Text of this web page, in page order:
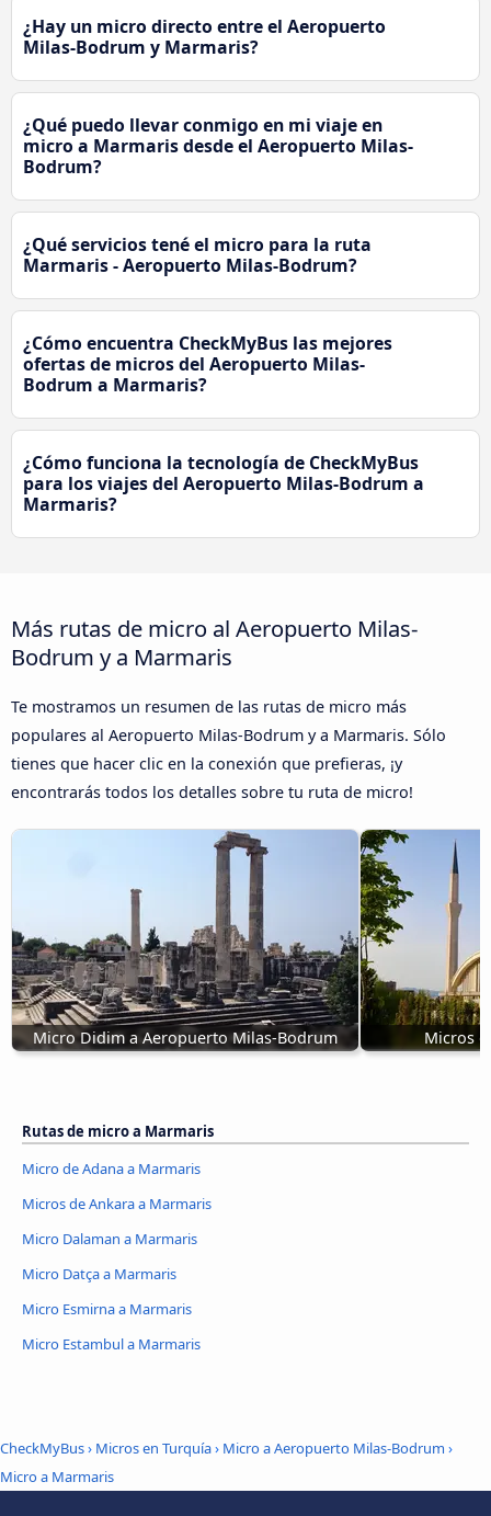
¿Hay un micro directo entre el Aeropuerto
Milas-Bodrum y Marmaris?
¿Qué puedo llevar conmigo en mi viaje en
micro a Marmaris desde el Aeropuerto Milas-
Bodrum?
¿Qué servicios tené el micro para la ruta
Marmaris - Aeropuerto Milas-Bodrum?
¿Cómo encuentra CheckMyBus las mejores
ofertas de micros del Aeropuerto Milas-
Bodrum a Marmaris?
¿Cómo funciona la tecnología de CheckMyBus
para los viajes del Aeropuerto Milas-Bodrum a
Marmaris?
Más rutas de micro al Aeropuerto Milas-
Bodrum y a Marmaris
Te mostramos un resumen de las rutas de micro más
populares al Aeropuerto Milas-Bodrum y a Marmaris. Sólo
tienes que hacer clic en la conexión que prefieras, ¡y
encontrarás todos los detalles sobre tu ruta de micro!
Micro Didim a Aeropuerto Milas-Bodrum Micros
Rutas de micro a Marmaris
Micro de Adana a Marmaris
Micros de Ankara a Marmaris
Micro Dalaman a Marmaris
Micro Datça a Marmaris
Micro Esmirna a Marmaris
Micro Estambul a Marmaris
CheckMyBus› Micros en Turquía› Micro a Aeropuerto Milas-Bodrum ›
Micro a Marmaris